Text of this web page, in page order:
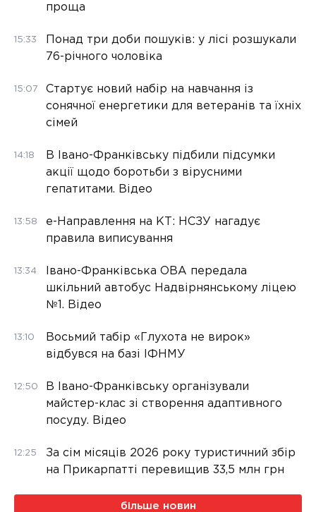
проща
15:33
Понад три доби пошуків: у лісі розшукали
76-річного чоловіка
15:07
Стартує новий набір на навчання із
сонячної енергетики для ветеранів та їхніх
сімей
14:18
В Івано-Франківську підбили підсумки
акції щодо боротьби з вірусними
гепатитами. Відео
13:58
е-Направлення на КТ: НСЗУ нагадує
правила виписування
13:34
Івано-Франківська ОВА передала
шкільний автобус Надвірнянському ліцею
№1. Відео
13:10
Восьмий табір «Глухота не вирок»
відбувся на базі ІФНМУ
12:50
В Івано-Франківську організували
майстер-клас зі створення адаптивного
посуду. Відео
12:25
За сім місяців 2026 року туристичний збір
на Прикарпатті перевищив 33,5 млн грн
більше новин